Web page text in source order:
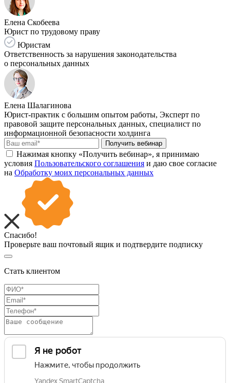
Елена Скобеева
Юрист по трудовому праву
Юристам
Ответственность за нарушения законодательства
о персональных данных
Елена Шалагинова
Юрист-практик с большим опытом работы, Эксперт по
правовой защите персональных данных, специалист по
информационной безопасности холдинга
Получить вебинар
Нажимая кнопку «Получить вебинар», я принимаю
условия Пользовательского соглашения и даю свое согласие
на Обработку моих персональных данных
Спасибо!
Проверьте ваш почтовый ящик и подтвердите подписку
Стать клиентом